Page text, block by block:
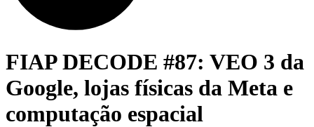
FIAP DECODE #87: VEO 3 da
Google, lojas físicas da Meta e
computação espacial